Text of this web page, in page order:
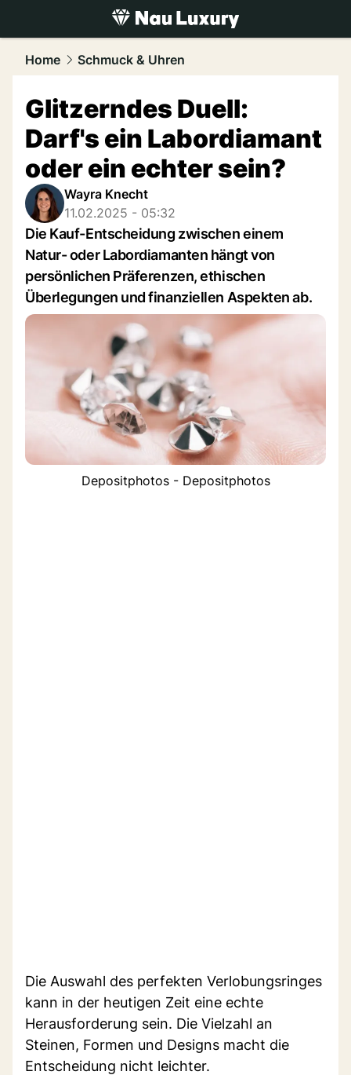
luxury.NAU.ch
Home Schmuck & Uhren
Glitzerndes Duell:
Darf's ein Labordiamant
oder ein echter sein?
Wayra Knecht
11.02.2025 - 05:32
Die Kauf-Entscheidung zwischen einem
Natur- oder Labordiamanten hängt von
persönlichen Präferenzen, ethischen
Überlegungen und finanziellen Aspekten ab.
Depositphotos - Depositphotos
Die Auswahl des perfekten Verlobungsringes
kann in der heutigen Zeit eine echte
Herausforderung sein. Die Vielzahl an
Steinen, Formen und Designs macht die
Entscheidung nicht leichter.